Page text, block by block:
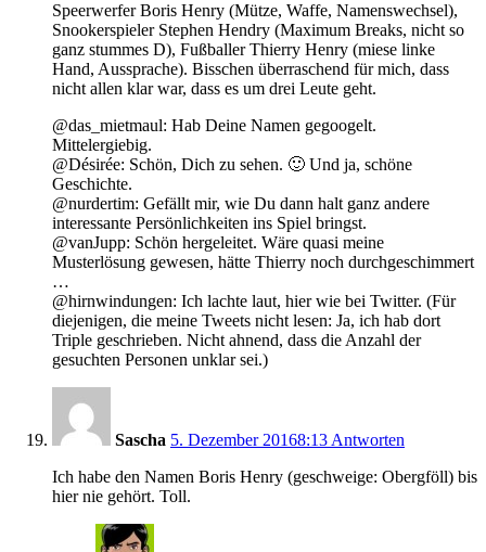
Speerwerfer Boris Henry (Mütze, Waffe, Namenswechsel),
Snookerspieler Stephen Hendry (Maximum Breaks, nicht so
ganz stummes D), Fußballer Thierry Henry (miese linke
Hand, Aussprache). Bisschen überraschend für mich, dass
nicht allen klar war, dass es um drei Leute geht.
@das_mietmaul: Hab Deine Namen gegoogelt.
Mittelergiebig.
@Désirée: Schön, Dich zu sehen. 🙂 Und ja, schöne
Geschichte.
@nurdertim: Gefällt mir, wie Du dann halt ganz andere
interessante Persönlichkeiten ins Spiel bringst.
@vanJupp: Schön hergeleitet. Wäre quasi meine
Musterlösung gewesen, hätte Thierry noch durchgeschimmert
…
@hirnwindungen: Ich lachte laut, hier wie bei Twitter. (Für
diejenigen, die meine Tweets nicht lesen: Ja, ich hab dort
Triple geschrieben. Nicht ahnend, dass die Anzahl der
gesuchten Personen unklar sei.)
Sascha 5. Dezember 20168:13Antworten
Ich habe den Namen Boris Henry (geschweige: Obergföll) bis
hier nie gehört. Toll.